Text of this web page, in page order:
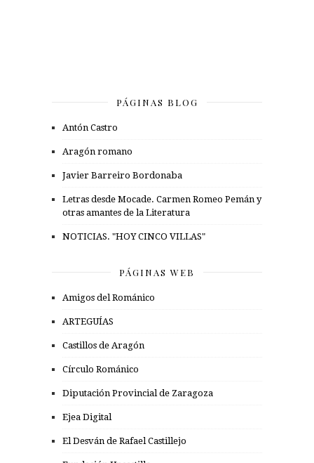
PÁGINAS BLOG
Antón Castro
Aragón romano
Javier Barreiro Bordonaba
Letras desde Mocade. Carmen Romeo Pemán y
otras amantes de la Literatura
NOTICIAS. "HOY CINCO VILLAS"
PÁGINAS WEB
Amigos del Románico
ARTEGUÍAS
Castillos de Aragón
Círculo Románico
Diputación Provincial de Zaragoza
Ejea Digital
El Desván de Rafael Castillejo